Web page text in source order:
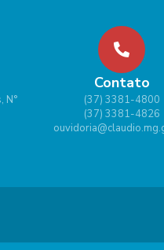
N°
Contato
(37) 3381-4800
(37) 3381-4826